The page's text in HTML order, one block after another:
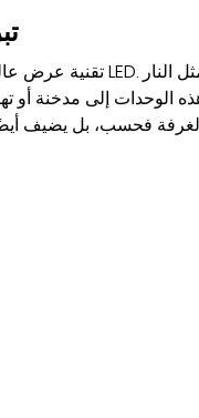
الوحدات إلى مدخنة أو
الغرفة فحسب، بل